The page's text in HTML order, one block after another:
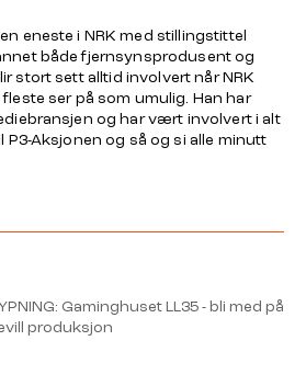
eneste i NRK med stillingstittel
både fjernsynsprodusent og
stort sett alltid involvert når NRK
ser på som umulig. Han har
og har vært involvert i alt
P3-Aksjonen og så og si alle minutt
Gaminghuset LL35 - bli med på
produksjon